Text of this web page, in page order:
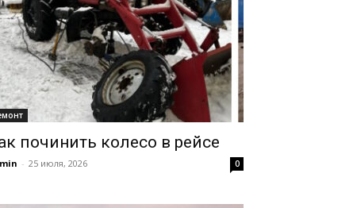
починить колесо в рейсе
- 25 июля, 2026 0